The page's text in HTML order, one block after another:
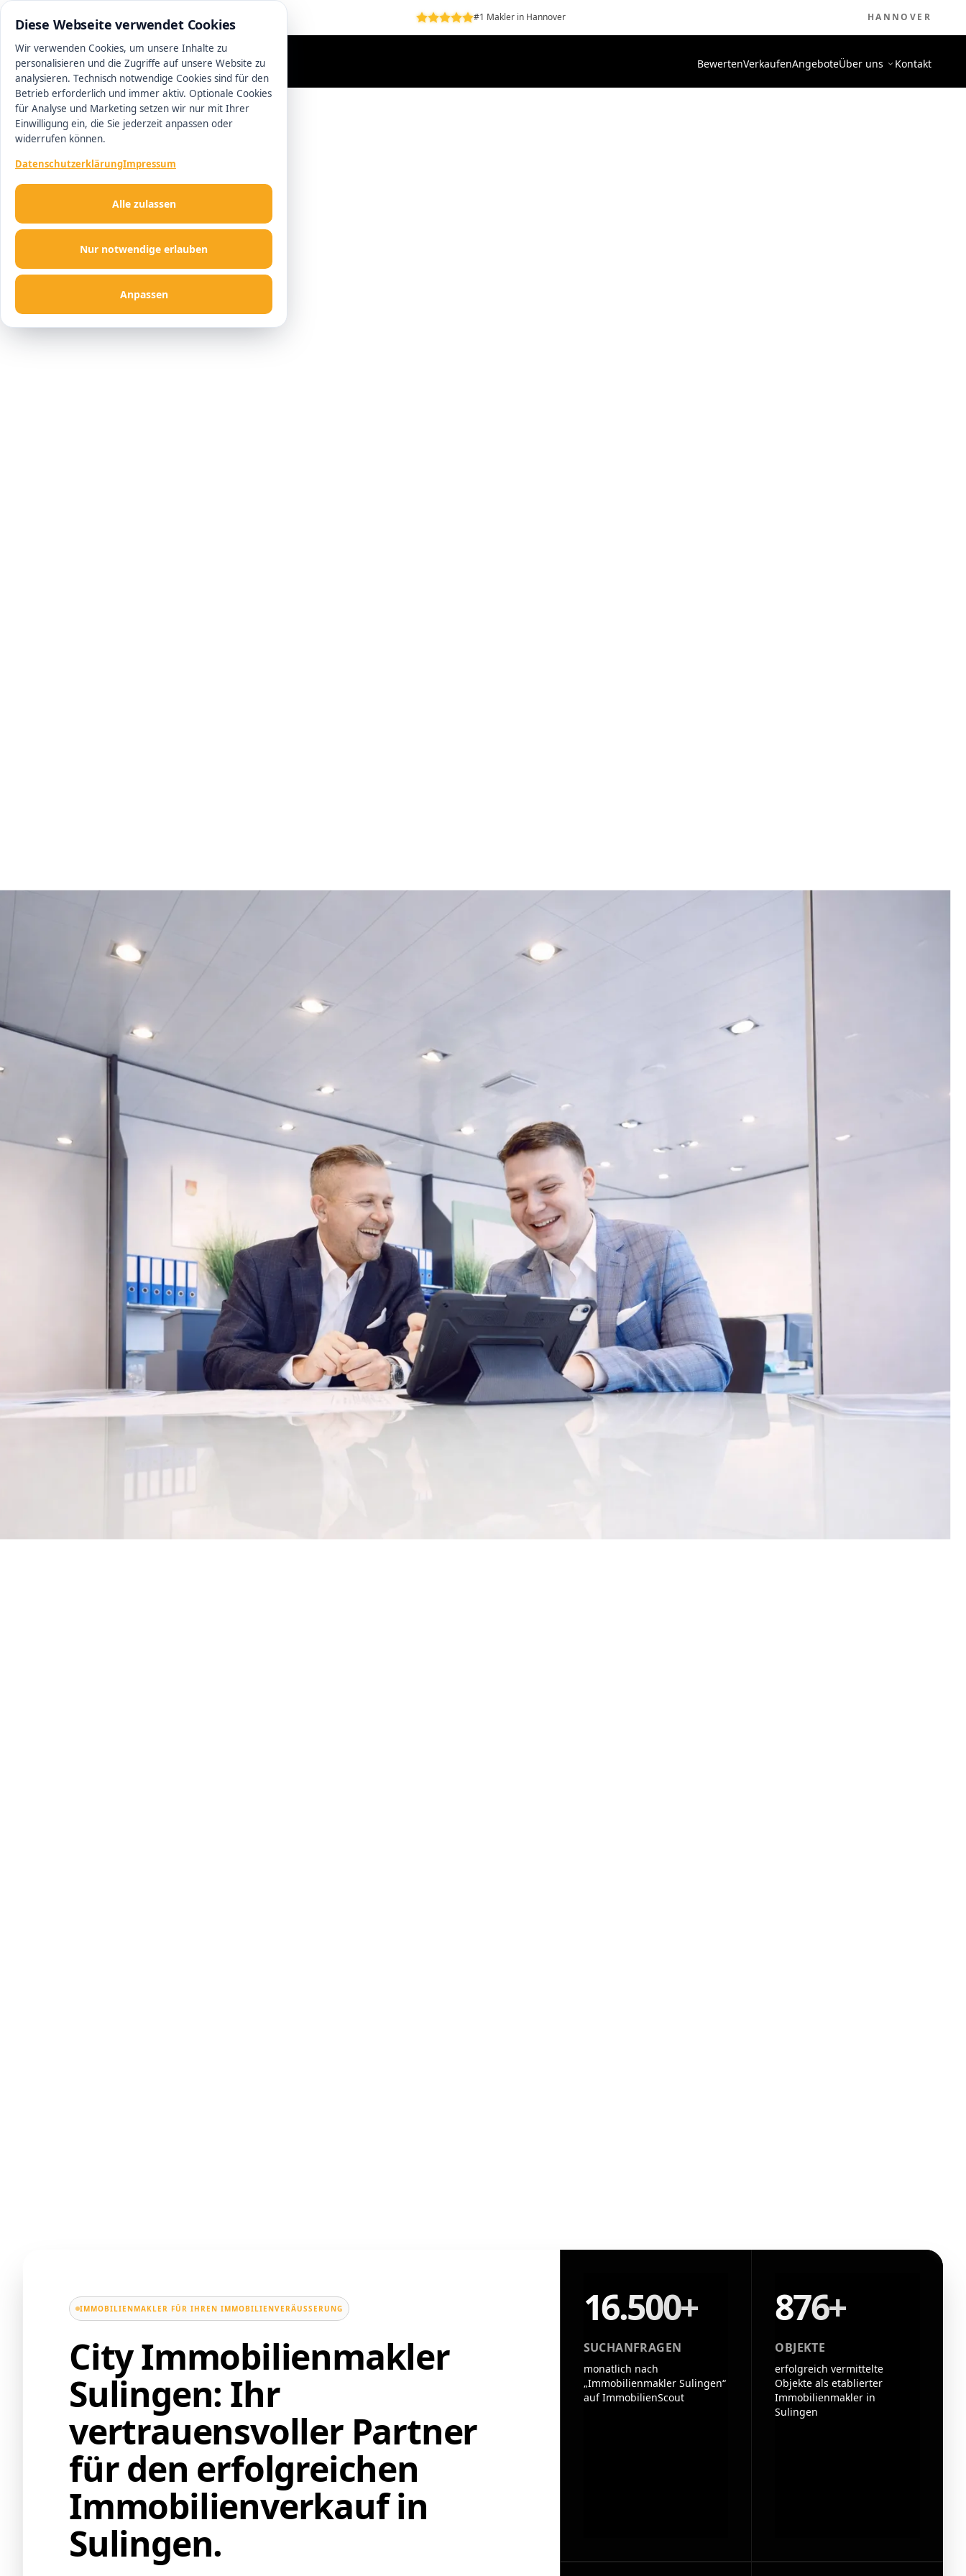
0511 13221100 #1 Makler in Hannover HANNOVER
BewertenVerkaufenAngeboteÜber uns Kontakt
IMMOBILIENMAKLER FÜR IHREN IMMOBILIENVERÄUSSERUNG
City Immobilienmakler
Sulingen: Ihr
vertrauensvoller Partner
für den erfolgreichen
Immobilienverkauf in
Sulingen.
16.500+
SUCHANFRAGEN
monatlich nach
„Immobilienmakler Sulingen“
auf ImmobilienScout
876+
OBJEKTE
erfolgreich vermittelte
Objekte als etablierter
Immobilienmakler in
Sulingen
Diese Webseite verwendet Cookies
Wir verwenden Cookies, um unsere Inhalte zu
personalisieren und die Zugriffe auf unsere Website zu
analysieren. Technisch notwendige Cookies sind für den
Betrieb erforderlich und immer aktiv. Optionale Cookies
für Analyse und Marketing setzen wir nur mit Ihrer
Einwilligung ein, die Sie jederzeit anpassen oder
widerrufen können.
DatenschutzerklärungImpressum
Nur notwendige erlauben
Anpassen
Alle zulassen